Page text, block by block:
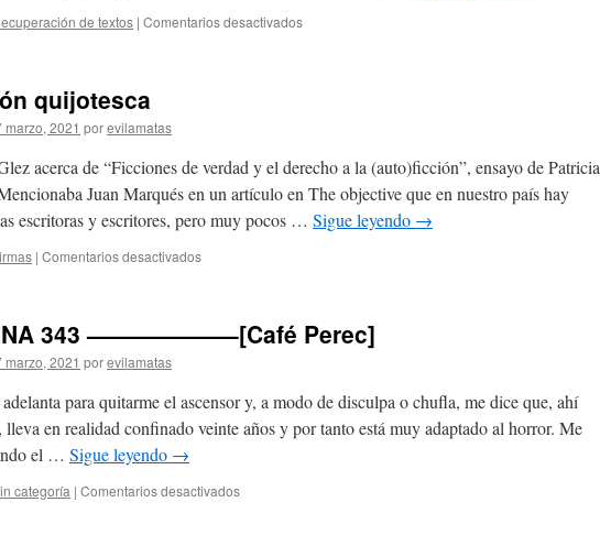
de textos | Comentarios desactivados
quijotesca
marzo, 2021 porevilamatas
acerca de “Ficciones de verdad y el derecho a la (auto)ficción”, ensayo de Patricia
Juan Marqués en un artículo en The objective que en nuestro país hay
escritoras y escritores, pero muy pocos … Sigue leyendo →
| Comentarios desactivados
343 ——————–[Café Perec]
marzo, 2021 porevilamatas
para quitarme el ascensor y, a modo de disculpa o chufla, me dice que, ahí
lleva en realidad confinado veinte años y por tanto está muy adaptado al horror. Me
el … Sigue leyendo →
categoría | Comentarios desactivados